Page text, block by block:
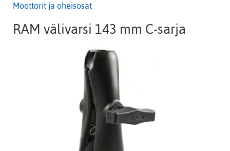
Moottorit ja oheisosat
RAM välivarsi 143 mm C-sarja